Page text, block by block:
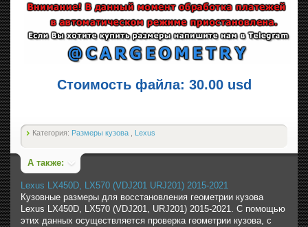
Стоимость файла: 30.00 usd
Категория: Размеры кузова Lexus
А также:
Lexus LX450D, LX570 (VDJ201 URJ201) 2015-2021
Кузовные размеры для восстановления геометрии кузова
Lexus LX450D, LX570 (VDJ201, URJ201) 2015-2021. С помощью
этих данных осуществляется проверка геометрии кузова, с